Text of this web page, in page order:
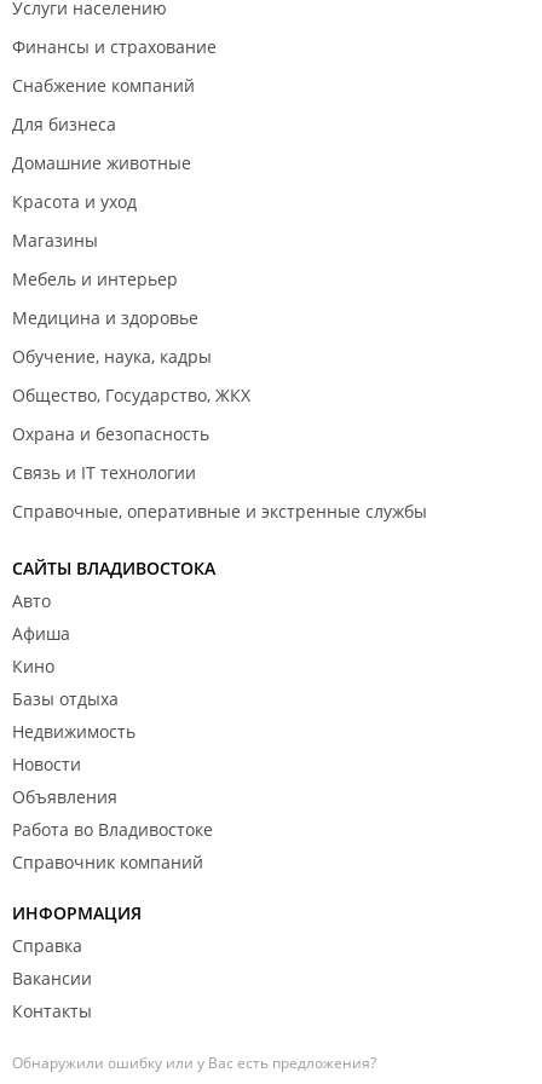
укомплектованы необходимым оборудованием. В
гостиничных корпусах № 2.7 комплекса зданий малый Аякс и
самообслуживания, кроме того, во всех гостиничных
корпусах кампуса имеются дополнительные бытовые
ресепшн можно взять в пользование утюг.
Новости:
2025 год
В общежитии ДВФУ вызывали пожарных из-за замкнувшей
Сильный ветер сорвал облицовку со здания общежития
ДВФУ на острове Русском.
В центре Владивостока потушили горящий мусор у стен
общежития – людей эвакуировали.
Новые общежития в ДВФУ построят к 2027 году.
Услуги населению
Финансы и страхование
Снабжение компаний
Для бизнеса
Домашние животные
Красота и уход
Магазины
Мебель и интерьер
Медицина и здоровье
Обучение, наука, кадры
Общество, Государство, ЖКХ
Охрана и безопасность
Связь и IT технологии
Справочные, оперативные и экстренные службы
САЙТЫ ВЛАДИВОСТОКА
Авто
Афиша
Кино
Базы отдыха
Недвижимость
Новости
Объявления
Работа во Владивостоке
Справочник компаний
ИНФОРМАЦИЯ
Справка
Вакансии
Контакты
Обнаружили ошибку или у Вас есть предложения?